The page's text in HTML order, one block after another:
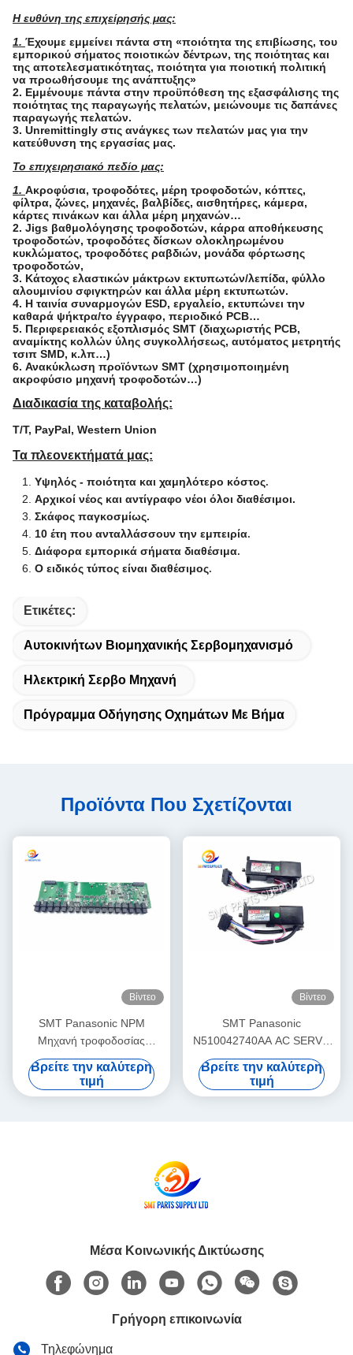
Η ευθύνη της επιχείρησής μας:
1. Έχουμε εμμείνει πάντα στη «ποιότητα της επιβίωσης, του
εμπορικού σήματος ποιοτικών δέντρων, της ποιότητας και
της αποτελεσματικότητας, ποιότητα για ποιοτική πολιτική
να προωθήσουμε της ανάπτυξης»
2. Εμμένουμε πάντα στην προϋπόθεση της εξασφάλισης της
ποιότητας της παραγωγής πελατών, μειώνουμε τις δαπάνες
παραγωγής πελατών.
3. Unremittingly στις ανάγκες των πελατών μας για την
κατεύθυνση της εργασίας μας.
Το επιχειρησιακό πεδίο μας:
1. Ακροφύσια, τροφοδότες, μέρη τροφοδοτών, κόπτες,
φίλτρα, ζώνες, μηχανές, βαλβίδες, αισθητήρες, κάμερα,
κάρτες πινάκων και άλλα μέρη μηχανών…
2. Jigs βαθμολόγησης τροφοδοτών, κάρρα αποθήκευσης
τροφοδοτών, τροφοδότες δίσκων ολοκληρωμένου
κυκλώματος, τροφοδότες ραβδιών, μονάδα φόρτωσης
τροφοδοτών,
3. Κάτοχος ελαστικών μάκτρων εκτυπωτών/λεπίδα, φύλλο
αλουμινίου σφιγκτηρών και άλλα μέρη εκτυπωτών.
4. Η ταινία συναρμογών ESD, εργαλείο, εκτυπώνει την
καθαρά ψήκτρα/το έγγραφο, περιοδικό PCB…
5. Περιφερειακός εξοπλισμός SMT (διαχωριστής PCB,
αναμίκτης κολλών ύλης συγκολλήσεως, αυτόματος μετρητής
τσιπ SMD, κ.λπ…)
6. Ανακύκλωση προϊόντων SMT (χρησιμοποιημένη
ακροφύσιο μηχανή τροφοδοτών…)
Διαδικασία της καταβολής:
T/T, PayPal, Western Union
Τα πλεονεκτήματά μας:
Υψηλός - ποιότητα και χαμηλότερο κόστος.
Αρχικοί νέος και αντίγραφο νέοι όλοι διαθέσιμοι.
Σκάφος παγκοσμίως.
10 έτη που ανταλλάσσουν την εμπειρία.
Διάφορα εμπορικά σήματα διαθέσιμα.
Ο ειδικός τύπος είναι διαθέσιμος.
Ετικέτες:
Αυτοκινήτων Βιομηχανικής Σερβομηχανισμό
Ηλεκτρική Σερβο Μηχανή
Πρόγραμμα Οδήγησης Οχημάτων Με Βήμα
Προϊόντα Που Σχετίζονται
Βίντεο
SMT Panasonic NPM
Μηχανή τροφοδοσίας
καροτσιού πλακέτας PCB
PNF0A1-AA N610102505AA
Βρείτε την καλύτερη
τιμή
Βίντεο
SMT Panasonic
N510042740AA AC SERVO
MOTOR 3W MULTI Theta-
Motor P50BA2002BXS3C 3
HD Light Weight
Βρείτε την καλύτερη
τιμή
Μέσα Κοινωνικής Δικτύωσης
Γρήγορη επικοινωνία
Τηλεφώνημα